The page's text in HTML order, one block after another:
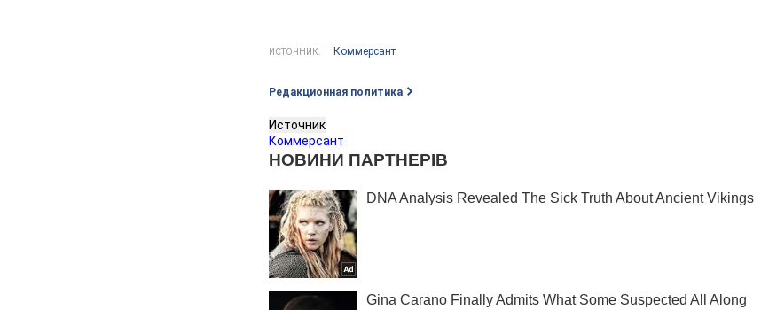
ИСТОЧНИК: Коммерсант
Редакционная политика
Источник
Коммерсант